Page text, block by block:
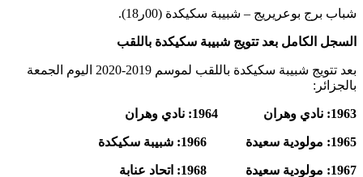
شباب برج بوعريريج – شبيبة سكيكدة (00ر18).
السجل الكامل بعد تتويج شبيبة سكيكدة باللقب
بعد تتويج شبيبة سكيكدة باللقب لموسم 2019-2020 اليوم الجمعة
بالجزائر:
1963: نادي وهران 1964: نادي وهران
1965: مولودية سعيدة 1966: شبيبة سكيكدة
1967: مولودية سعيدة 1968: اتحاد عنابة